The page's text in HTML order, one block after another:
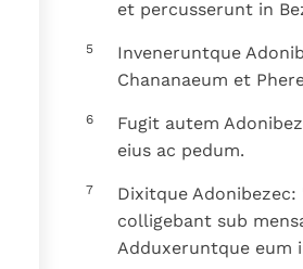
et percusserunt in
5
Inveneruntque
Chananaeum et
6
Fugit autem
eius ac pedum.
7
Dixitque
colligebant sub
Adduxeruntque eum